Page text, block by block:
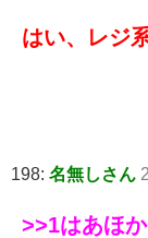
はい、レジ
198: 名無しさん
>>1はあほか